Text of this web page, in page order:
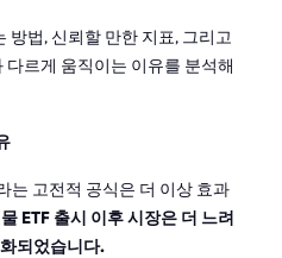
방법, 신뢰할 만한 지표, 그리고
르게 움직이는 이유를 분석해
는 고전적 공식은 더 이상 효과
ETF 출시 이후 시장은 더 느려
되었습니다.